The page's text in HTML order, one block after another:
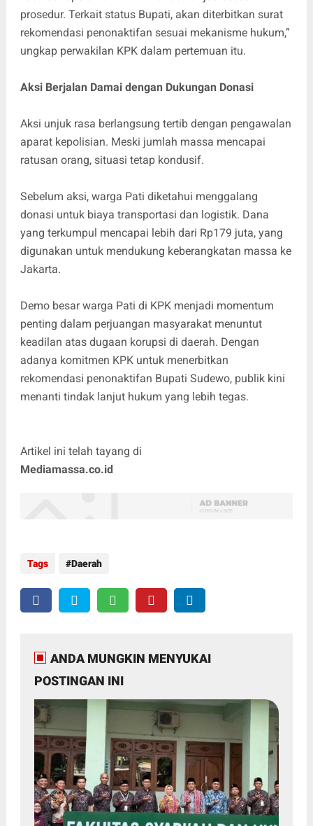
prosedur. Terkait status Bupati, akan diterbitkan surat
rekomendasi penonaktifan sesuai mekanisme hukum,”
ungkap perwakilan KPK dalam pertemuan itu.
Aksi Berjalan Damai dengan Dukungan Donasi
Aksi unjuk rasa berlangsung tertib dengan pengawalan
aparat kepolisian. Meski jumlah massa mencapai
ratusan orang, situasi tetap kondusif.
Sebelum aksi, warga Pati diketahui menggalang
donasi untuk biaya transportasi dan logistik. Dana
yang terkumpul mencapai lebih dari Rp179 juta, yang
digunakan untuk mendukung keberangkatan massa ke
Jakarta.
Demo besar warga Pati di KPK menjadi momentum
penting dalam perjuangan masyarakat menuntut
keadilan atas dugaan korupsi di daerah. Dengan
adanya komitmen KPK untuk menerbitkan
rekomendasi penonaktifan Bupati Sudewo, publik kini
menanti tindak lanjut hukum yang lebih tegas.
Artikel ini telah tayang di
Mediamassa.co.id
Tags Daerah
ANDA MUNGKIN MENYUKAI
POSTINGAN INI